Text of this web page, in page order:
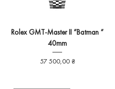
Rolex GMT-Master II “Batman “
40mm
Ціна
57 500,00 ₴